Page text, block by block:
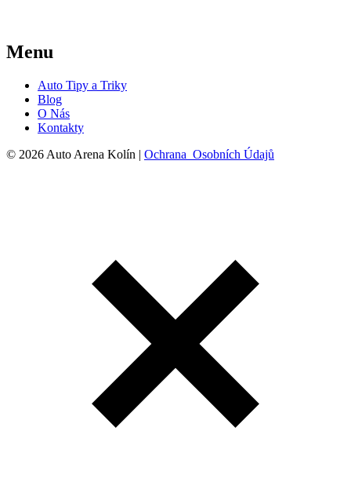
Menu
Auto Tipy a Triky
Blog
O Nás
Kontakty
© 2026 Auto Arena Kolín | Ochrana Osobních Údajů